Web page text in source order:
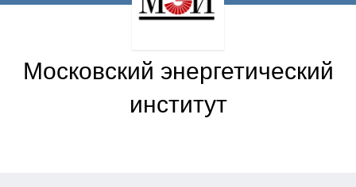
Московский энергетический
институт